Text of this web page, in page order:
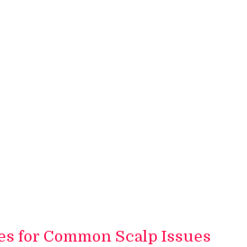
for Common Scalp Issues